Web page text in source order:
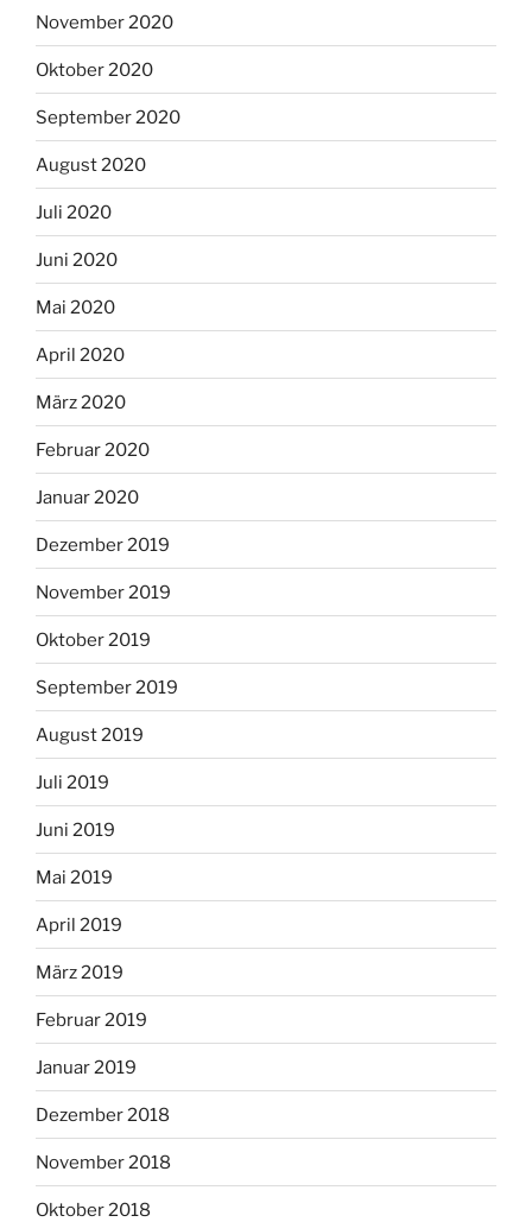
November 2020
Oktober 2020
September 2020
August 2020
Juli 2020
Juni 2020
Mai 2020
April 2020
März 2020
Februar 2020
Januar 2020
Dezember 2019
November 2019
Oktober 2019
September 2019
August 2019
Juli 2019
Juni 2019
Mai 2019
April 2019
März 2019
Februar 2019
Januar 2019
Dezember 2018
November 2018
Oktober 2018